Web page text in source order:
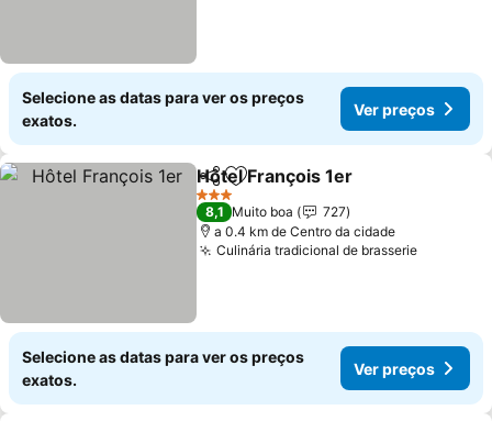
Selecione as datas para ver os preços
exatos.
Ver preços
PartilharAdicionar aos favoritos
Hôtel François 1er
3 Estrelas
8,1 Muito boa
727
a 0.4 km de Centro da cidade
Culinária tradicional de brasserie
Selecione as datas para ver os preços
exatos.
Ver preços